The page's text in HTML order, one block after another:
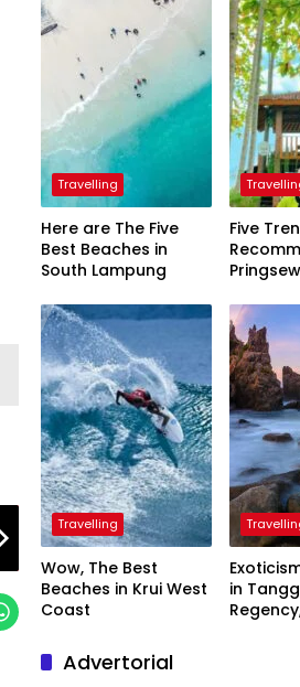
Travelling
Here are The Five
Best Beaches in
South Lampung
Five
Travelling
Wow, The Best
Beaches in Krui West
Coast
in
Advertorial